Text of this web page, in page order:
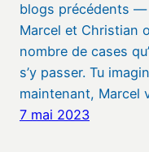
blogs précédents —
Marcel et Christian
nombre de cases
s’y passer. Tu
maintenant, Marcel
7 mai 2023